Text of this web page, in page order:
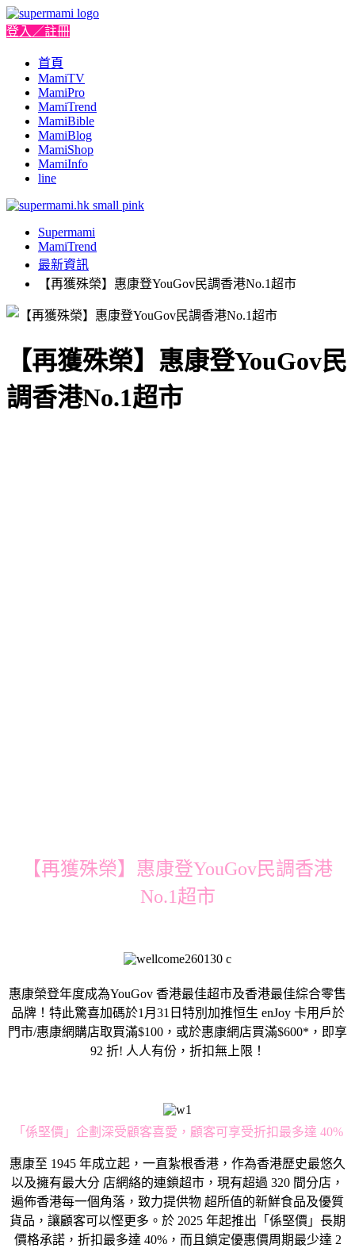
登入／註冊
首頁
MamiTV
MamiPro
MamiTrend
MamiBible
MamiBlog
MamiShop
MamiInfo
line
Supermami
MamiTrend
最新資訊
【再獲殊榮】惠康登YouGov民調香港No.1超市
【再獲殊榮】惠康登YouGov民
調香港No.1超市
【再獲殊榮】惠康登YouGov民調香港
No.1超市
惠康榮登年度成為YouGov 香港最佳超市及香港最佳綜合零售
品牌！特此驚喜加碼於1月31日特別加推恒生 enJoy 卡用戶於
門市/惠康網購店取買滿$100，或於惠康網店買滿$600*，即享
92 折! 人人有份，折扣無上限！
「係堅價」企劃深受顧客喜愛，顧客可享受折扣最多達 40%
惠康至 1945 年成立起，一直紮根香港，作為香港歷史最悠久
以及擁有最大分 店網絡的連鎖超市，現有超過 320 間分店，
遍佈香港每一個角落，致力提供物 超所值的新鮮食品及優質
貨品，讓顧客可以慳更多。於 2025 年起推出「係堅價」長期
價格承諾，折扣最多達 40%，而且鎖定優惠價周期最少達 2